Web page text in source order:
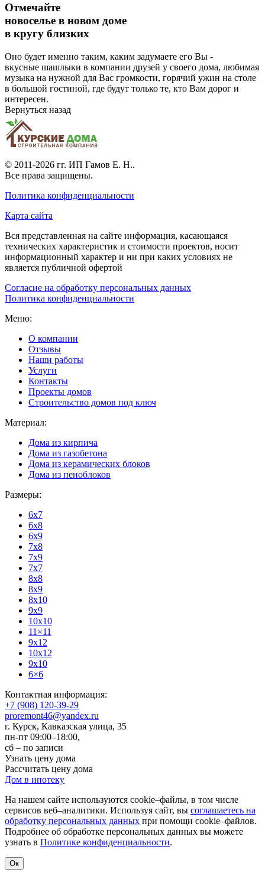
Отмечайте
новоселье в новом доме
в кругу близких
Оно будет именно таким, каким задумаете его Вы -
вкусные шашлыки в компании друзей у своего дома, любимая
музыка на нужной для Вас громкости, горячий ужин на столе
в большой гостиной, где будут только те, кто Вам дорог и
интересен.
Вернуться назад
© 2011-2026 гг. ИП Гамов Е. Н..
Все права защищены.
Политика конфиденциальности
Карта сайта
Вся представленная на сайте информация, касающаяся
технических характеристик и стоимости проектов, носит
информационный характер и ни при каких условиях не
является публичной офертой
Согласие на обработку персональных данных
Политика конфиденциальности
Меню:
О компании
Отзывы
Наши работы
Услуги
Контакты
Проекты домов
Строительство домов под ключ
Материал:
Дома из кирпича
Дома из газобетона
Дома из керамических блоков
Дома из пеноблоков
Размеры:
6x7
6x8
6x9
7x8
7x9
7x7
8x8
8x9
8x10
9x9
10x10
11×11
9x12
10x12
9x10
6×6
Контактная информация:
+7 (908) 120-39-29
proremont46@yandex.ru
г. Курск, Кавказская улица, 35
пн-пт 09:00–18:00,
сб – по записи
Узнать цену дома
Рассчитать цену дома
Дом в ипотеку
На нашем сайте используются cookie–файлы, в том числе
сервисов веб–аналитики. Используя сайт, вы соглашаетесь на
обработку персональных данных при помощи cookie–файлов.
Подробнее об обработке персональных данных вы можете
узнать в Политике конфиденциальности.
Ок